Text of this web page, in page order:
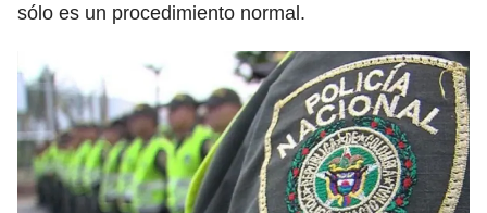
sólo es un procedimiento normal.